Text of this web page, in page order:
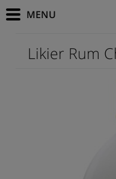
Likier Rum